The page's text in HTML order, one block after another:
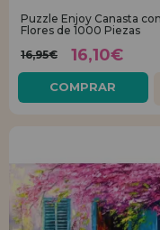
Puzzle Enjoy Canasta con
Flores de 1000 Piezas
16,95€
16,10€
COMPRAR